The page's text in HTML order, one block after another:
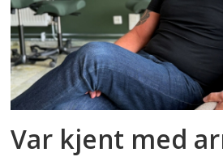
Var kjent med